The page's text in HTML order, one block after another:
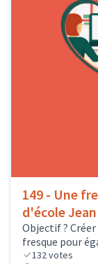
149 - Une
d'école
Objectif ? Créer
fresque pour
132votes